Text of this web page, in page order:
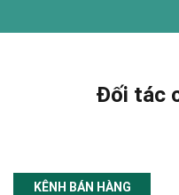
Đối tác
KÊNH BÁN HÀNG